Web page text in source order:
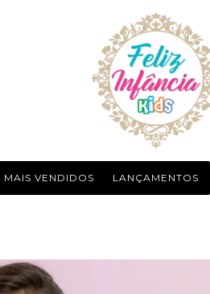
MAIS VENDIDOS LANÇAMENTOS